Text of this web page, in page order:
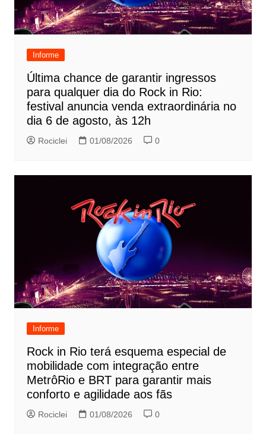
Informe
Última chance de garantir ingressos
para qualquer dia do Rock in Rio:
festival anuncia venda extraordinária no
dia 6 de agosto, às 12h
Rociclei 01/08/2026 0
Informe
Rock in Rio terá esquema especial de
mobilidade com integração entre
MetrôRio e BRT para garantir mais
conforto e agilidade aos fãs
Rociclei 01/08/2026 0